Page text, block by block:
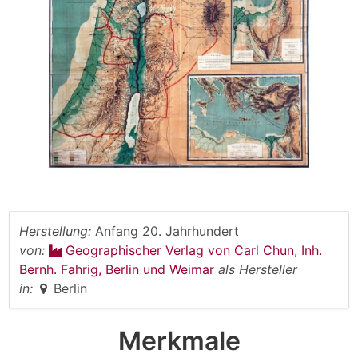
Herstellung: Anfang 20. Jahrhundert
von:
Geographischer Verlag von Carl Chun, Inh.
Bernh. Fahrig, Berlin und Weimar als Hersteller
in:
Berlin
Merkmale